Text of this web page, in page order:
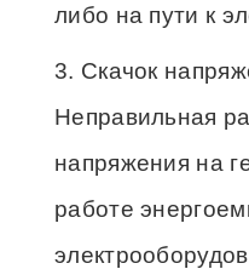
либо на пути к
Скачок
Неправильная
напряжения на
работе